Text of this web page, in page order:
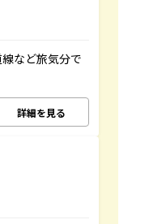
など旅気分で
詳細を見る